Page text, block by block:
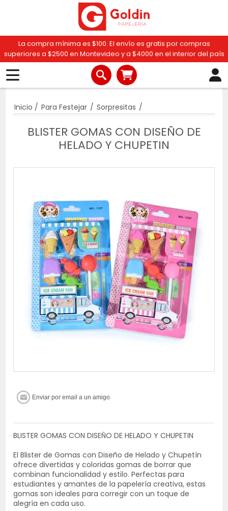
La compra mínima es $100. El envío es gratis por compras
superiores a $2500 en Montevideo y a $4000 en el interior del país
Inicio / Para Festejar / Sorpresitas /
BLISTER GOMAS CON DISEÑO DE
HELADO Y CHUPETIN
BLISTER GOMAS CON DISEÑO DE HELADO Y CHUPETIN
El Blister de Gomas con Diseño de Helado y Chupetín
ofrece divertidas y coloridas gomas de borrar que
combinan funcionalidad y estilo. Perfectas para
estudiantes y amantes de la papelería creativa, estas
gomas son ideales para corregir con un toque de
alegría en cada uso.